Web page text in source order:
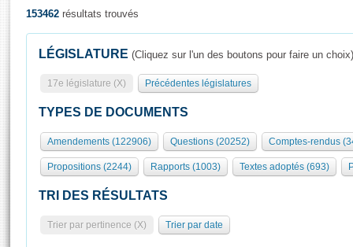
Présidence
577 députés
Groupes politiques
Séance publique
Commissions et autres organes
Europe et International
Pétitions
Rôle et pouvoirs de l'Assemblée
Organisation de l'Assemblée
Présidence Conférence des Présidents Bureau Collège des
Statistiques et chiffres clés
Visiter l'Assemblée
Visite virtuelle du palais Bourbon
Assister à une séance
153462 résultats trouvés
LÉGISLATURE (Cliquez sur l'un des boutons pour faire un choix)
17e législature (X) Précédentes législatures
TYPES DE DOCUMENTS
Amendements (122906) Questions (20252) Comptes-rendus
Propositions (2244) Rapports (1003) Textes adoptés (693)
TRI DES RÉSULTATS
Trier par pertinence (X) Trier par date